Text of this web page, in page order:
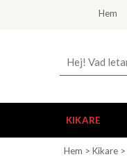
Hem
KIKARE
Hem > Kikare >